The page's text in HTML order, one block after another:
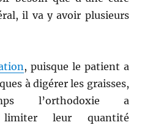
il va y avoir plusieurs
, puisque le patient a
à digérer les graisses,
l’orthodoxie a
limiter leur quantité